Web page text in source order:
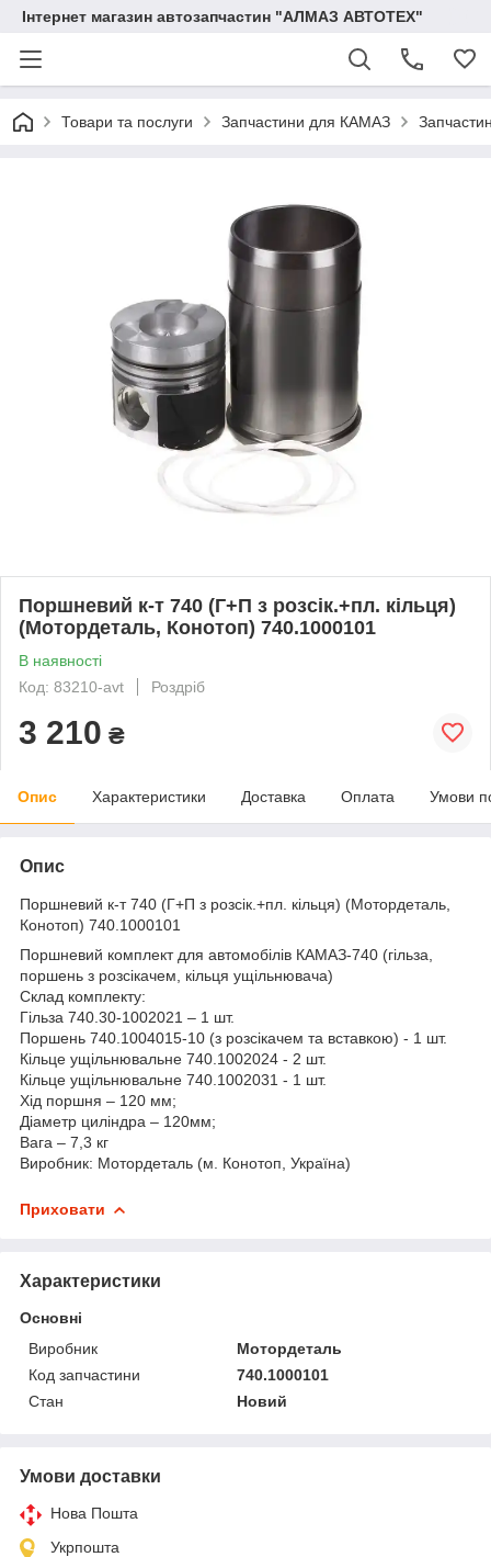
Інтернет магазин автозапчастин "АЛМАЗ АВТОТЕХ"
Товари та послуги Запчастини для КАМАЗ
Поршневий к-т 740 (Г+П з розсік.+пл. кільця)
(Мотордеталь, Конотоп) 740.1000101
В наявності
Код: 83210-avt
Роздріб
3 210 ₴
Опис Характеристики Доставка Оплата Умови
Опис
Поршневий к-т 740 (Г+П з розсік.+пл. кільця) (Мотордеталь,
Конотоп) 740.1000101
Поршневий комплект для автомобілів КАМАЗ-740 (гільза,
поршень з розсікачем, кільця ущільнювача)
Склад комплекту:
Гільза 740.30-1002021 – 1 шт.
Поршень 740.1004015-10 (з розсікачем та вставкою) - 1 шт.
Кільце ущільнювальне 740.1002024 - 2 шт.
Кільце ущільнювальне 740.1002031 - 1 шт.
Хід поршня – 120 мм;
Діаметр циліндра – 120мм;
Вага – 7,3 кг
Виробник: Мотордеталь (м. Конотоп, Україна)
Приховати
Характеристики
Основні
Виробник
Мотордеталь
Код запчастини
740.1000101
Стан
Новий
Умови доставки
Нова Пошта
Укрпошта